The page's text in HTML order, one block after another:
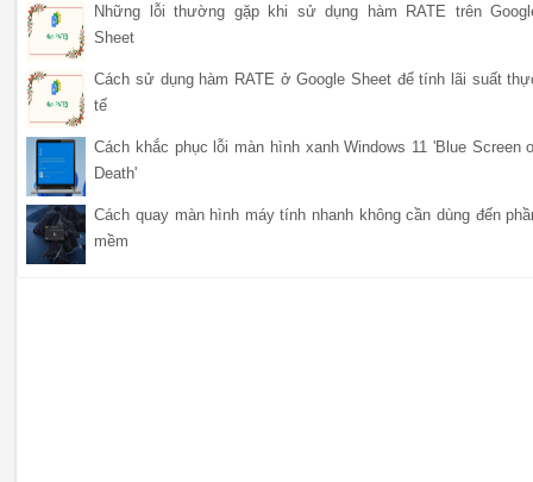
Những lỗi thường gặp khi sử dụng hàm RATE trên
Sheet
Cách sử dụng hàm RATE ở Google Sheet để tính lãi suất
tế
Cách khắc phục lỗi màn hình xanh Windows 11 'Blue Screen
Death'
Cách quay màn hình máy tính nhanh không cần dùng đến
mềm